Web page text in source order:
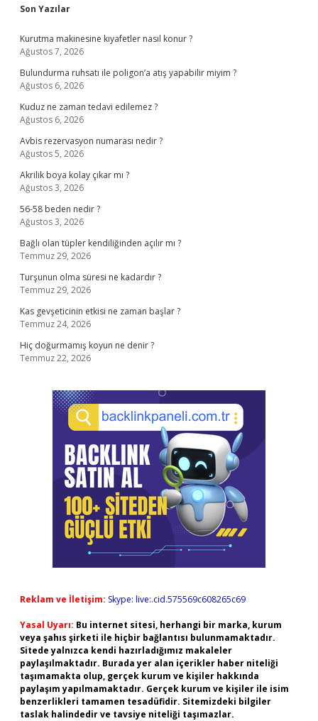
Sidebar
Son Yazılar
Kurutma makinesine kıyafetler nasıl konur ?
Ağustos 7, 2026
Bulundurma ruhsatı ile poligon’a atış yapabilir miyim ?
Ağustos 6, 2026
Kuduz ne zaman tedavi edilemez ?
Ağustos 6, 2026
Avbis rezervasyon numarası nedir ?
Ağustos 5, 2026
Akrilik boya kolay çıkar mı ?
Ağustos 3, 2026
56-58 beden nedir ?
Ağustos 3, 2026
Bağlı olan tüpler kendiliğinden açılır mı ?
Temmuz 29, 2026
Turşunun olma süresi ne kadardır ?
Temmuz 29, 2026
Kas gevşeticinin etkisi ne zaman başlar ?
Temmuz 24, 2026
Hiç doğurmamış koyun ne denir ?
Temmuz 22, 2026
Reklam ve İletişim: Skype: live:.cid.575569c608265c69
Yasal Uyarı: Bu internet sitesi, herhangi bir marka, kurum
veya şahıs şirketi ile hiçbir bağlantısı bulunmamaktadır.
Sitede yalnızca kendi hazırladığımız makaleler
paylaşılmaktadır. Burada yer alan içerikler haber niteliği
taşımamakta olup, gerçek kurum ve kişiler hakkında
paylaşım yapılmamaktadır. Gerçek kurum ve kişiler ile isim
benzerlikleri tamamen tesadüfidir. Sitemizdeki bilgiler
taslak halindedir ve tavsiye niteliği taşımazlar.